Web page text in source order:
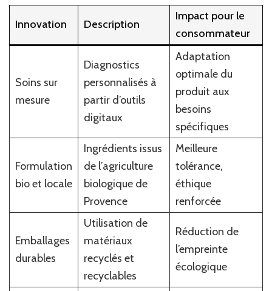
Innovation Description
Impact pour le
consommateur
Soins sur
mesure
Diagnostics
personnalisés à
partir d’outils
digitaux
Adaptation
optimale du
produit aux
besoins
spécifiques
Formulation
bio et locale
Ingrédients issus
de l’agriculture
biologique de
Provence
Meilleure
tolérance,
éthique
renforcée
Emballages
durables
Utilisation de
matériaux
recyclés et
recyclables
Réduction de
l’empreinte
écologique